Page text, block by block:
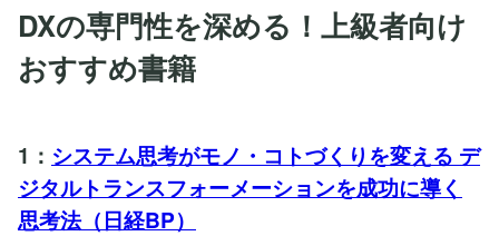
DXの専門性を深める！上級者向け
おすすめ書籍
1： システム思考がモノ・コトづくりを変える デ
ジタルトランスフォーメーションを成功に導く
思考法（日経BP）